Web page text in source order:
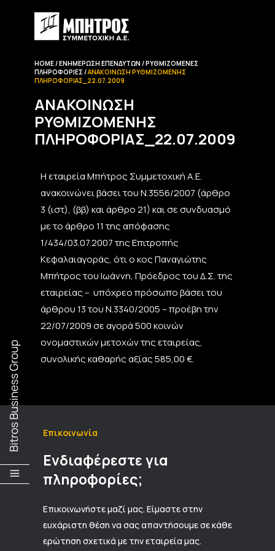
HOME ΕΝΗΜΈΡΩΣΗ EΠΕΝΔΥΤΏΝ
ΡΥΘΜΙΖΌΜΕΝΕΣ
ΠΛΗΡΟΦΟΡΊΕΣ
ΑΝΑΚΟΊΝΩΣΗ ΡΥΘΜΙΖΌΜΕΝΗΣ
ΠΛΗΡΟΦΟΡΊΑΣ_22.07.2009
ΑΝΑΚΟΊΝΩΣΗ
ΡΥΘΜΙΖΌΜΕΝΗΣ
ΠΛΗΡΟΦΟΡΊΑΣ_22.07.2009
Η εταιρεία Μπήτρος Συμμετοχική Α.Ε.
ανακοινώνει βάσει του Ν.3556/2007 (άρθρο
3 (ιστ), (ββ) και άρθρο 21) και σε συνδυασμό
με το άρθρο 11 της απόφασης
1/434/03.07.2007 της Επιτροπής
Κεφαλαιαγοράς, ότι ο κος Παναγιώτης
Μπήτρος του Ιωάννη, Πρόεδρος του Δ.Σ. της
εταιρείας – υπόχρεο πρόσωπο βάσει του
άρθρου 13 του Ν.3340/2005 – προέβη την
22/07/2009 σε αγορά 500 κοινών
ονομαστικών μετοχών της εταιρείας,
συνολικής καθαρής αξίας 585,00 €.
Επικοινωνία
Ενδιαφέρεστε για
πληροφορίες;
Επικοινωνήστε μαζί μας. Είμαστε στην
ευχάριστη θέση να σας απαντήσουμε σε κάθε
ερώτηση σχετικά με την εταιρεία μας.